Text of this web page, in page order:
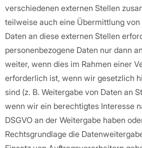
verschiedenen externen Stellen
teilweise auch eine Übermittlung von
Daten an diese externen Stellen
personenbezogene Daten nur dann
weiter, wenn dies im Rahmen einer
erforderlich ist, wenn wir gesetzlich
sind (z. B. Weitergabe von Daten an
wenn wir ein berechtigtes Interesse
DSGVO an der Weitergabe haben
Rechtsgrundlage die